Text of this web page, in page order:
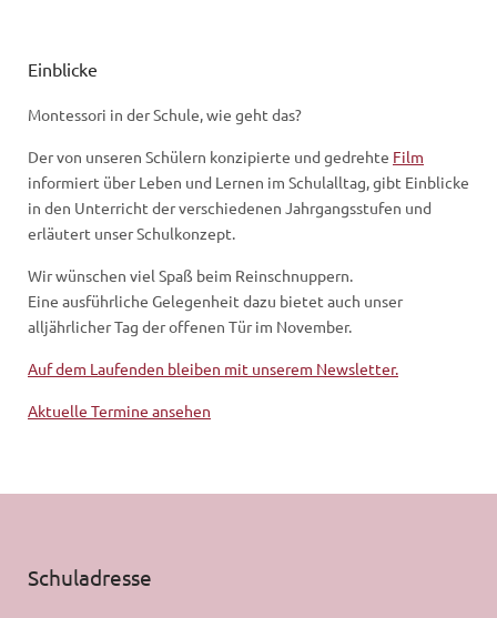
Einblicke
Montessori in der Schule, wie geht das?
Der von unseren Schülern konzipierte und gedrehte Film
informiert über Leben und Lernen im Schulalltag, gibt Einblicke
in den Unterricht der verschiedenen Jahrgangsstufen und
erläutert unser Schulkonzept.
Wir wünschen viel Spaß beim Reinschnuppern.
Eine ausführliche Gelegenheit dazu bietet auch unser
alljährlicher Tag der offenen Tür im November.
Auf dem Laufenden bleiben mit unserem Newsletter.
Aktuelle Termine ansehen
Schuladresse